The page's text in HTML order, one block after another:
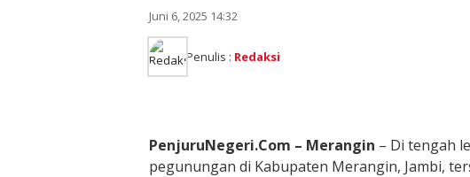
Juni 6, 2025 14:32
Penulis : Redaksi
PenjuruNegeri.Com – Merangin – Di tengah
pegunungan di Kabupaten Merangin, Jambi,